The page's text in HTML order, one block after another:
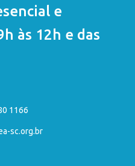
e
às 12h e das
1166
sc.org.br